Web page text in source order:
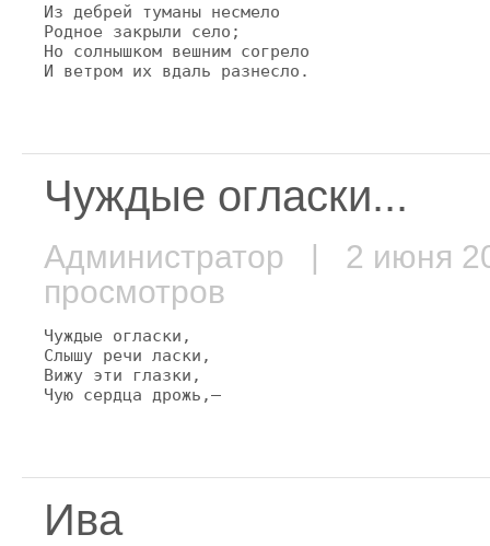
Из дебрей туманы несмело
Родное закрыли село;
Но солнышком вешним согрело
И ветром их вдаль разнесло.
Чуждые огласки...
Администратор | 2 июня
просмотров
Чуждые огласки,
Слышу речи ласки,
Вижу эти глазки,
Чую сердца дрожь,—
Ива